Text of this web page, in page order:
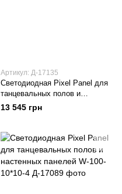
Артикул: Д-17135
Светодиодная Pixel Panel для
танцевальных полов и
настенных панелей W-083-
13 545 грн